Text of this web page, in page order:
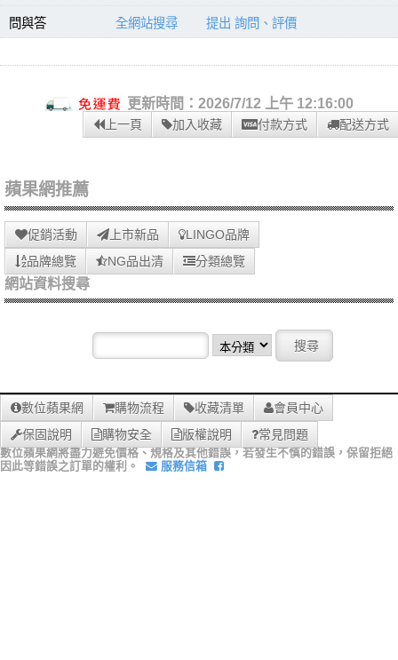
問與答 全網站搜尋 提出 詢問、評價
更新時間：2026/7/12 上午 12:16:00
上一頁 加入收藏 付款方式 配送方式
蘋果網推薦
促銷活動 上市新品
LINGO品牌
品牌總覽
NG品出清 分類總覽
網站資料搜尋
數位蘋果網 購物流程 收藏清單
會員中心
保固說明
購物安全 版權說明 常見問題
數位蘋果網將盡力避免價格、規格及其他錯誤，若發生不慎的錯誤，保留拒絕
因此等錯誤之訂單的權利。
服務信箱